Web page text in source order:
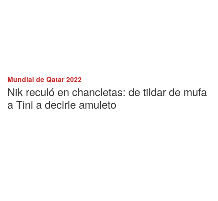
Mundial de Qatar 2022
Nik reculó en chancletas: de tildar de mufa
a Tini a decirle amuleto